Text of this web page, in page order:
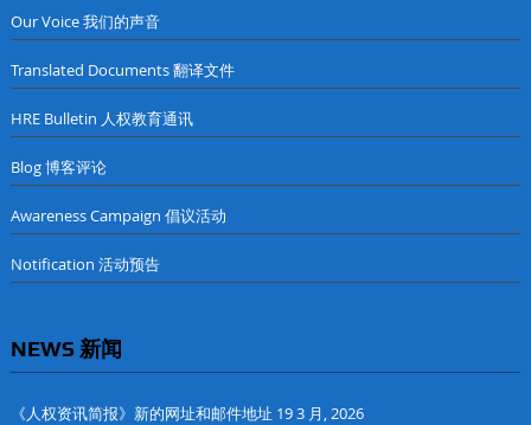
Our Voice 我们的声音
Translated Documents 翻译文件
HRE Bulletin 人权教育通讯
Blog 博客评论
Awareness Campaign 倡议活动
Notification 活动预告
NEWS 新闻
《人权资讯简报》新的网址和邮件地址 19 3 月, 2026